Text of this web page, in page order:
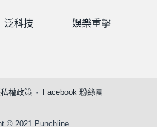
泛科技 娛樂重擊
權政策 Facebook 粉絲團
© 2021 Punchline.